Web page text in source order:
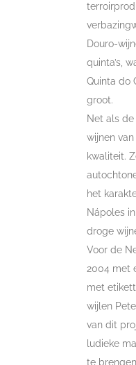
Douro-
quinta’s,
Quinta do
groot.
Net als
wijnen
kwaliteit.
het
Nápoles
droge
Voor de
2004 met
met
wijlen
van dit
ludieke
te